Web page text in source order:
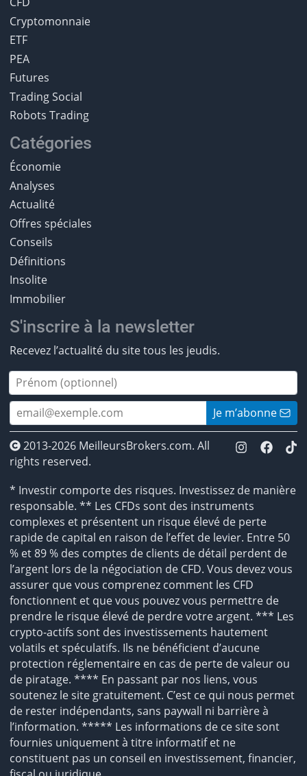
Cryptomonnaie
ETF
PEA
Futures
Trading Social
Robots Trading
Catégories
Économie
Analyses
Actualité
Offres spéciales
Conseils
Définitions
Insolite
Immobilier
S'inscrire à la newsletter
Recevez l’actualité du site tous les jeudis.
Je m’abonne
2013-2026 MeilleursBrokers.com. All
rights reserved.
* Investir comporte des risques. Investissez de manière
responsable. ** Les CFDs sont des instruments
complexes et présentent un risque élevé de perte
rapide de capital en raison de l’effet de levier. Entre 50
% et 89 % des comptes de clients de détail perdent de
l’argent lors de la négociation de CFD. Vous devez vous
assurer que vous comprenez comment les CFD
fonctionnent et que vous pouvez vous permettre de
prendre le risque élevé de perdre votre argent. *** Les
crypto-actifs sont des investissements hautement
volatils et spéculatifs. Ils ne bénéficient d’aucune
protection réglementaire en cas de perte de valeur ou
de piratage. **** En passant par nos liens, vous
soutenez le site gratuitement. C’est ce qui nous permet
de rester indépendants, sans paywall ni barrière à
l’information. ***** Les informations de ce site sont
fournies uniquement à titre informatif et ne
constituent pas un conseil en investissement, financier,